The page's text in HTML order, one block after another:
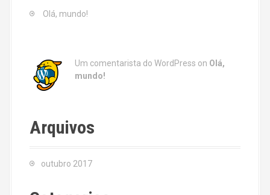
Olá, mundo!
Um comentarista do WordPress on Olá,
mundo!
Arquivos
outubro 2017